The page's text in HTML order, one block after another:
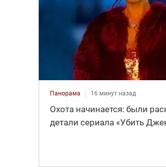
Панорама 16 минут назад
Охота начинается: были
детали сериала «Убить